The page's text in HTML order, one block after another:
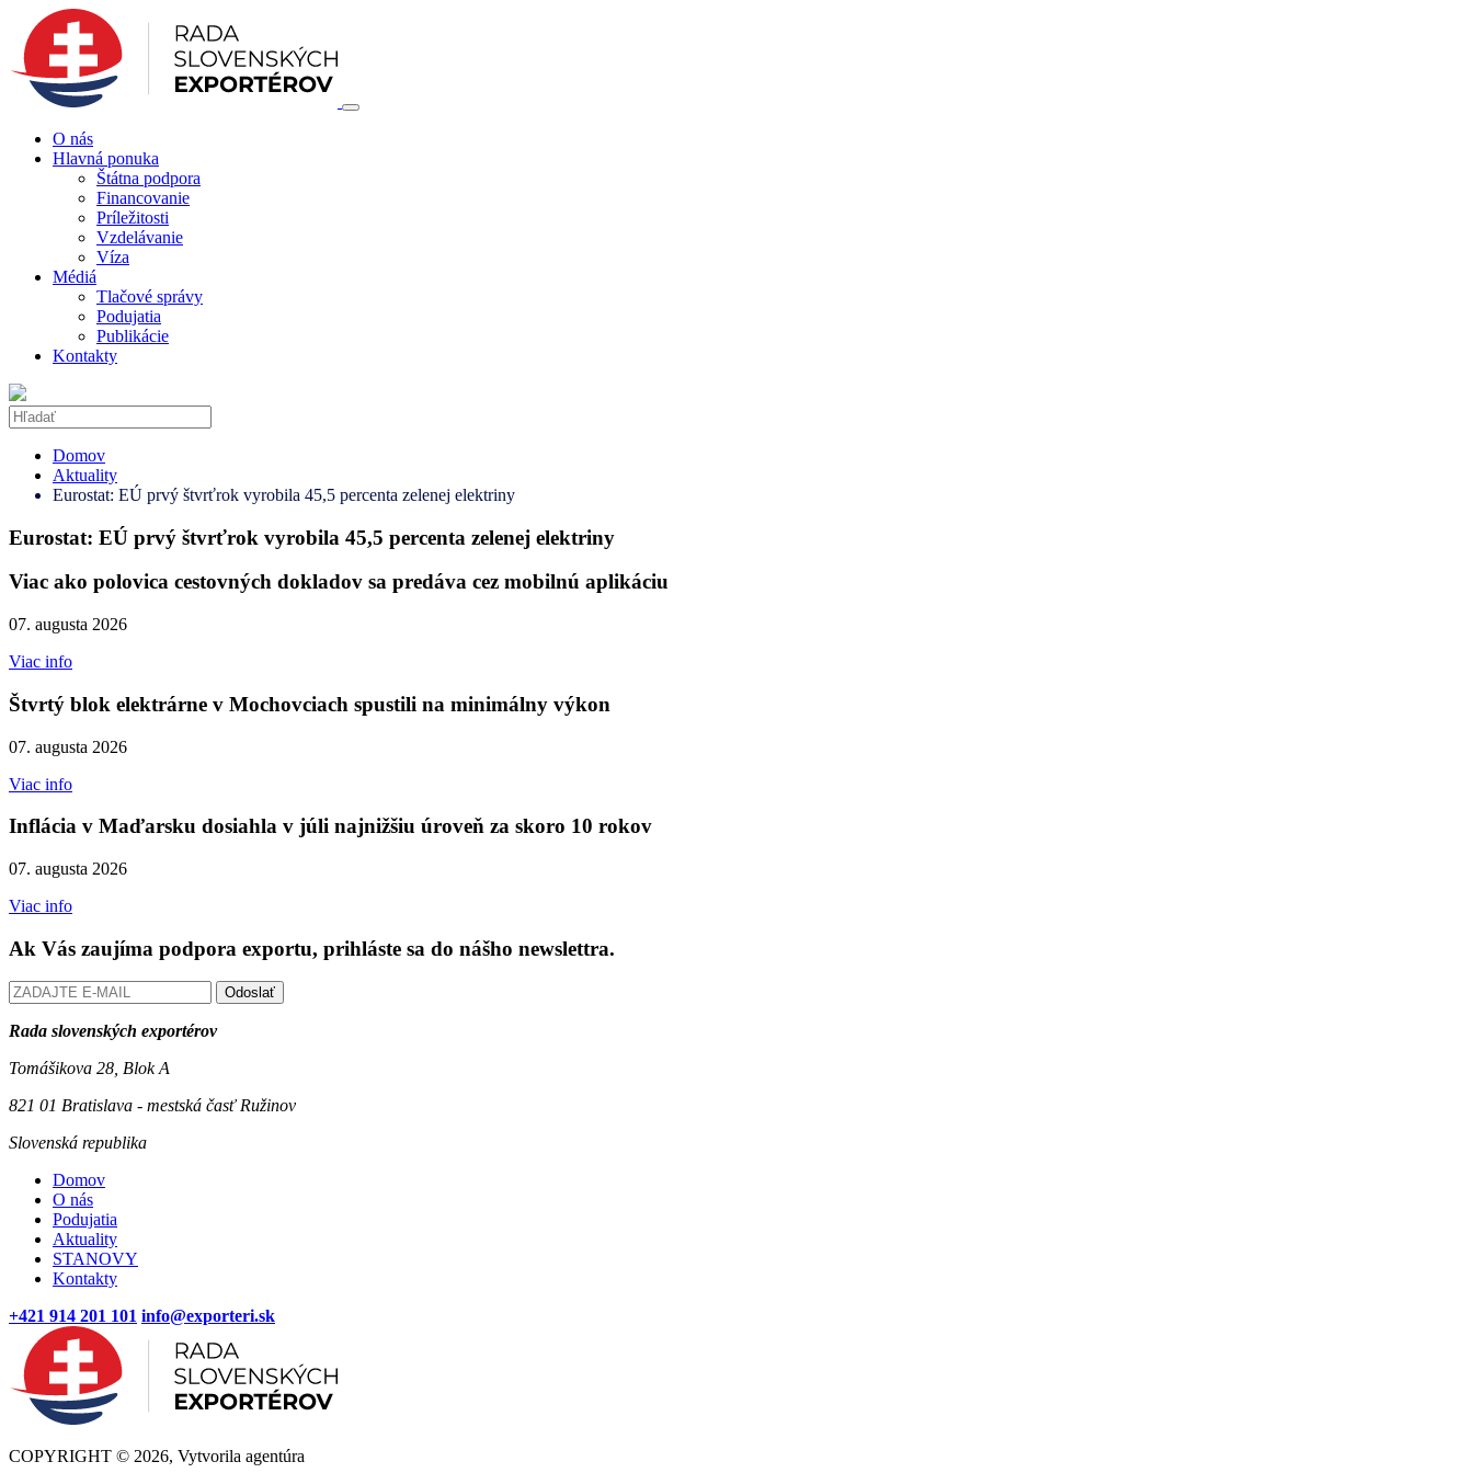
O nás
Hlavná ponuka
Štátna podpora
Financovanie
Príležitosti
Vzdelávanie
Víza
Médiá
Tlačové správy
Podujatia
Publikácie
Kontakty
Domov
Aktuality
Eurostat: EÚ prvý štvrťrok vyrobila 45,5 percenta zelenej elektriny
Eurostat: EÚ prvý štvrťrok vyrobila 45,5 percenta zelenej elektriny
Viac ako polovica cestovných dokladov sa predáva cez mobilnú aplikáciu
07. augusta 2026
Viac info
Štvrtý blok elektrárne v Mochovciach spustili na minimálny výkon
07. augusta 2026
Viac info
Inflácia v Maďarsku dosiahla v júli najnižšiu úroveň za skoro 10 rokov
07. augusta 2026
Viac info
Ak Vás zaujíma podpora exportu, prihláste sa do nášho newslettra.
Odoslať
Rada slovenských exportérov
Tomášikova 28, Blok A
821 01 Bratislava - mestská časť Ružinov
Slovenská republika
Domov
O nás
Podujatia
Aktuality
STANOVY
Kontakty
+421 914 201 101 info@exporteri.sk
COPYRIGHT © 2026, Vytvorila agentúra